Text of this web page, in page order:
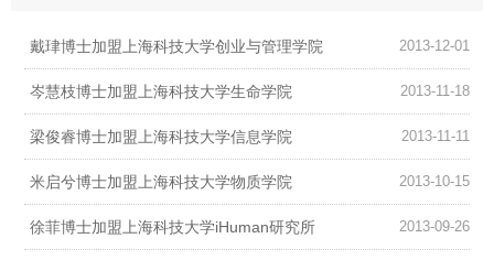
戴珒博士加盟上海科技大学创业与管理学院 2013-12-01
岑慧枝博士加盟上海科技大学生命学院 2013-11-18
梁俊睿博士加盟上海科技大学信息学院 2013-11-11
米启兮博士加盟上海科技大学物质学院 2013-10-15
徐菲博士加盟上海科技大学iHuman研究所 2013-09-26